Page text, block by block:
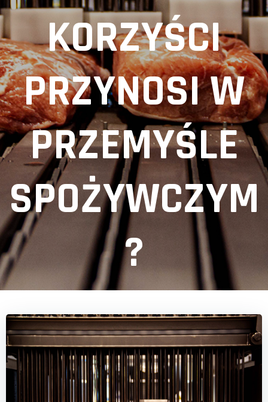
KORZYŚCI
PRZYNOSI W
PRZEMYŚLE
SPOŻYWCZYM
?